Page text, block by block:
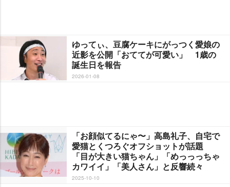
ゆってぃ、豆腐ケーキにがっつく愛娘の
近影を公開「おててが可愛い」 1歳の
誕生日を報告
2026-01-08
「お顔似てるにゃ〜」高島礼子、自宅で
愛猫とくつろぐオフショットが話題
「目が大きい猫ちゃん」「めっっっちゃ
カワイイ」「美人さん」と反響続々
2025-10-10